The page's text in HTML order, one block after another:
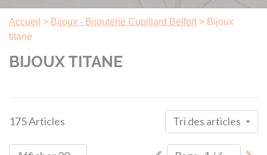
Accueil > Bijoux - Bijouterie Cupillard Belfort > Bijoux
titane
BIJOUX TITANE
175 Articles Tri des articles